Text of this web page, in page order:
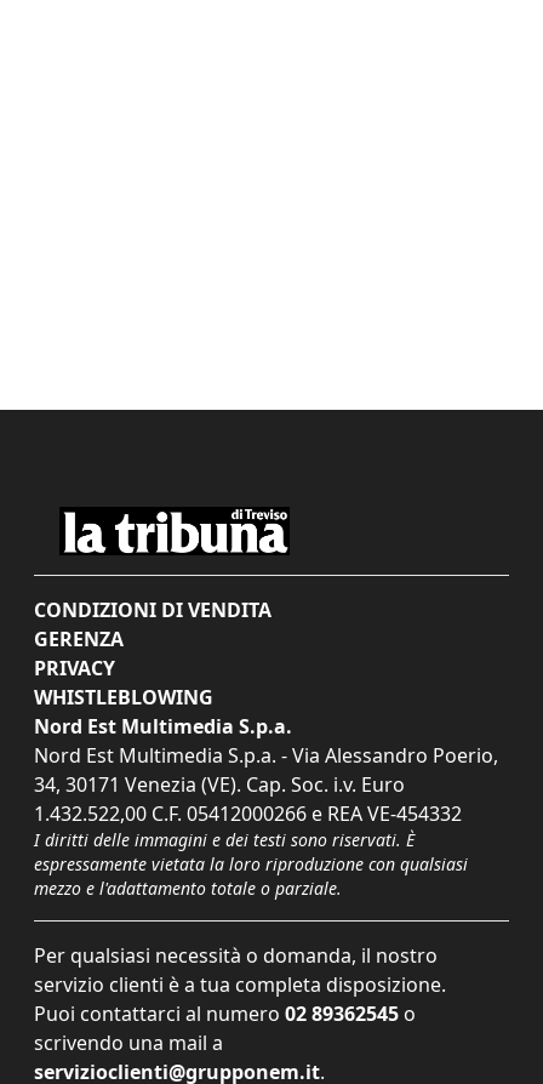
CONDIZIONI DI VENDITA
GERENZA
PRIVACY
WHISTLEBLOWING
Nord Est Multimedia S.p.a.
Nord Est Multimedia S.p.a. - Via Alessandro Poerio,
34, 30171 Venezia (VE). Cap. Soc. i.v. Euro
1.432.522,00 C.F. 05412000266 e REA VE-454332
I diritti delle immagini e dei testi sono riservati. È
espressamente vietata la loro riproduzione con qualsiasi
mezzo e l'adattamento totale o parziale.
Per qualsiasi necessità o domanda, il nostro
servizio clienti è a tua completa disposizione.
Puoi contattarci al numero 02 89362545 o
scrivendo una mail a
servizioclienti@grupponem.it.